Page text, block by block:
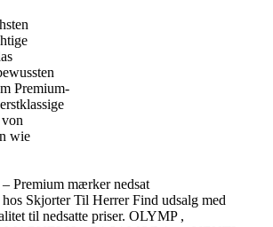
Premium-
wie
Premium mærker nedsat
Skjorter Til Herrer Find udsalg med
til nedsatte priser. OLYMP ,